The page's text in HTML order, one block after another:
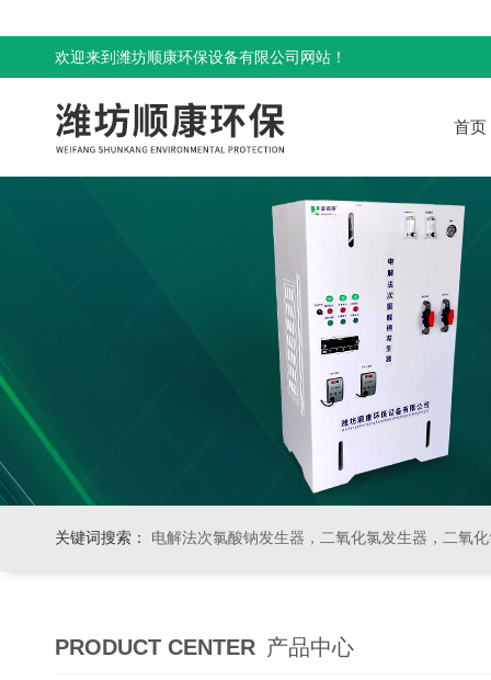
欢迎来到潍坊顺康环保设备有限公司网站！
首页
关键词搜索： 电解法次氯酸钠发生器，二氧化氯发生器，二氧化氯投加器，缓释消毒器
PRODUCT CENTER 产品中心